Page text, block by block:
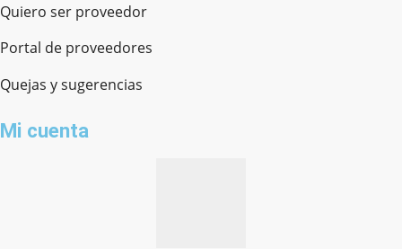
Quiero ser proveedor
Portal de proveedores
Quejas y sugerencias
Mi cuenta